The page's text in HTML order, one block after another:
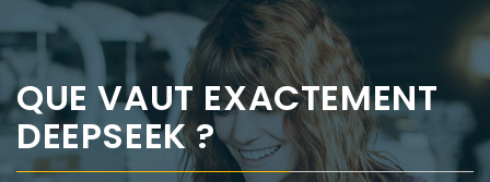
QUE VAUT EXACTEMENT
DEEPSEEK ?